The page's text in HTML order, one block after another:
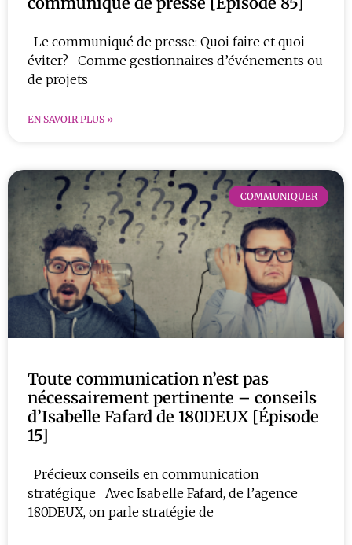
Le communiqué de presse: Quoi faire et quoi
éviter? Comme gestionnaires d’événements ou
de projets
EN SAVOIR PLUS »
COMMUNIQUER
Toute communication n’est pas
nécessairement pertinente – conseils
d’Isabelle Fafard de 180DEUX [Épisode
15]
Précieux conseils en communication
stratégique Avec Isabelle Fafard, de l’agence
180DEUX, on parle stratégie de